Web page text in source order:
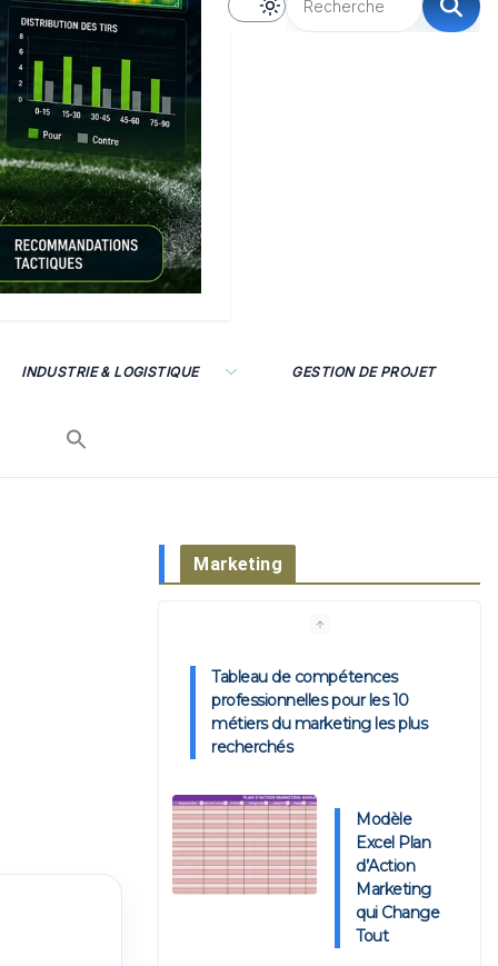
INDUSTRIE & LOGISTIQUE GESTION DE PROJET
Marketing
Tableau de compétences
professionnelles pour les 10
métiers du marketing les plus
recherchés
Modèle
Excel Plan
d’Action
Marketing
qui Change
Tout